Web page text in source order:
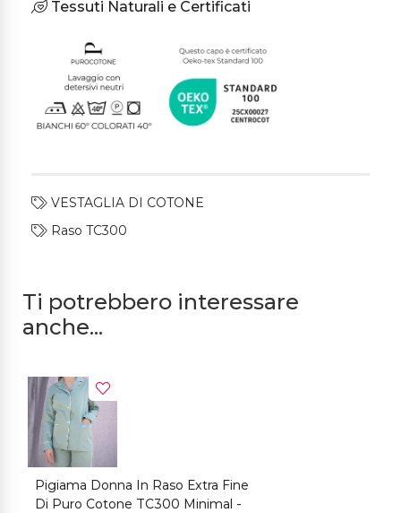
Tessuti Naturali e Certificati
VESTAGLIA DI COTONE
Raso TC300
Ti potrebbero interessare
anche...
Pigiama Donna In Raso Extra Fine
Di Puro Cotone TC300 Minimal -